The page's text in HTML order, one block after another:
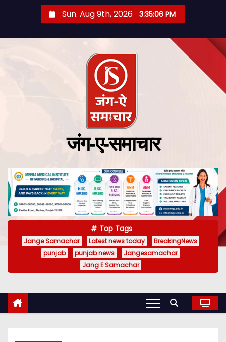
Sun. Aug 9th, 2026 3:35:06 PM
जंग-ए-समाचार
Top Tags
Jange Samachar Latest news today
BreakingNews
punjab
punjab news
Jangesamachar
Jang E Samachar